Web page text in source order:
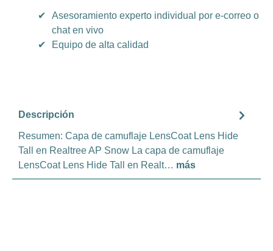
✔
Asesoramiento experto individual por e-correo o
chat en vivo
✔
Equipo de alta calidad
Descripción
Resumen: Capa de camuflaje LensCoat Lens Hide
Tall en Realtree AP Snow La capa de camuflaje
LensCoat Lens Hide Tall en Realt… más